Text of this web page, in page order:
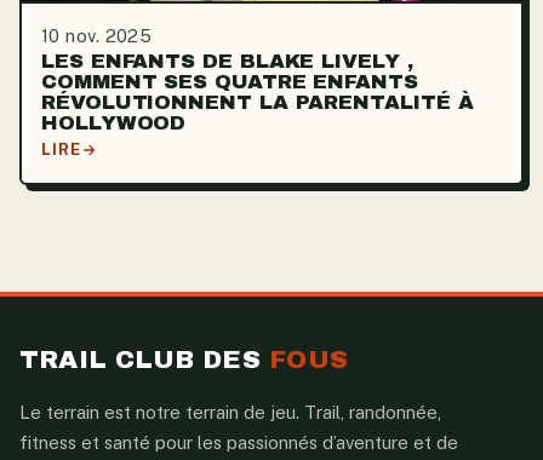
10 nov. 2025
LES ENFANTS DE BLAKE LIVELY ,
COMMENT SES QUATRE ENFANTS
RÉVOLUTIONNENT LA PARENTALITÉ À
HOLLYWOOD
LIRE
TRAIL CLUB DES FOUS
Le terrain est notre terrain de jeu. Trail, randonnée,
fitness et santé pour les passionnés d’aventure et de